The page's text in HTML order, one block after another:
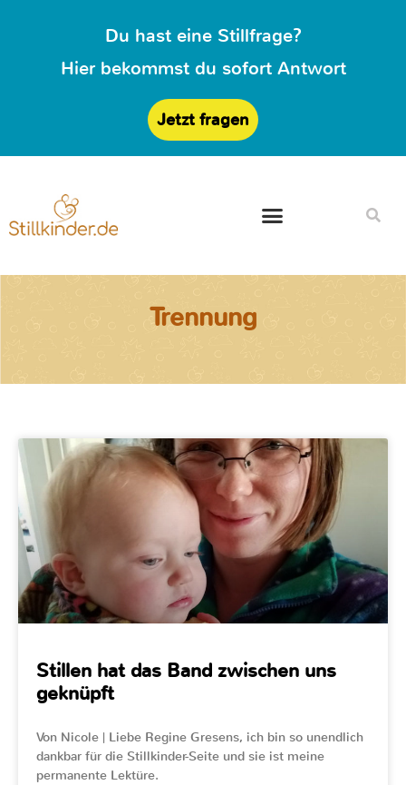
Du hast eine Stillfrage?
Hier bekommst du sofort Antwort
Jetzt fragen
Trennung
Stillen hat das Band zwischen uns
geknüpft
Von Nicole | Liebe Regine Gresens, ich bin so unendlich
dankbar für die Stillkinder-Seite und sie ist meine
permanente Lektüre.